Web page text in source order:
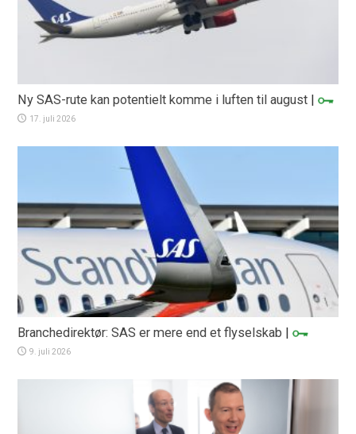
Ny SAS-rute kan potentielt komme i luften til august |
17. juli 2026
Branchedirektør: SAS er mere end et flyselskab |
9. juli 2026